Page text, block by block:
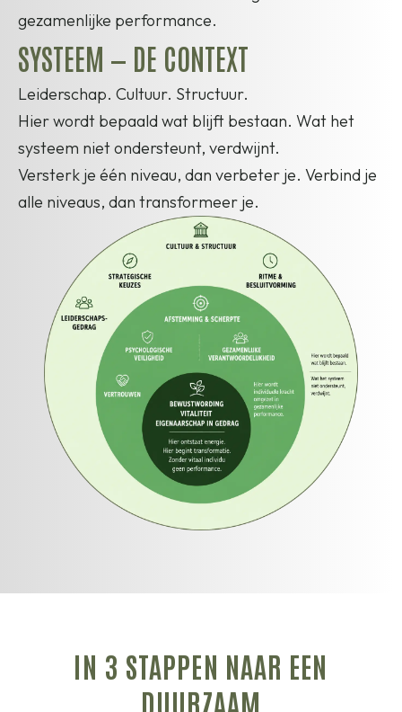
gezamenlijke performance.
SYSTEEM — DE CONTEXT
Leiderschap. Cultuur. Structuur.
Hier wordt bepaald wat blijft bestaan. Wat het
systeem niet ondersteunt, verdwijnt.
Versterk je één niveau, dan verbeter je. Verbind je
alle niveaus, dan transformeer je.
IN 3 STAPPEN NAAR EEN
DUURZAAM